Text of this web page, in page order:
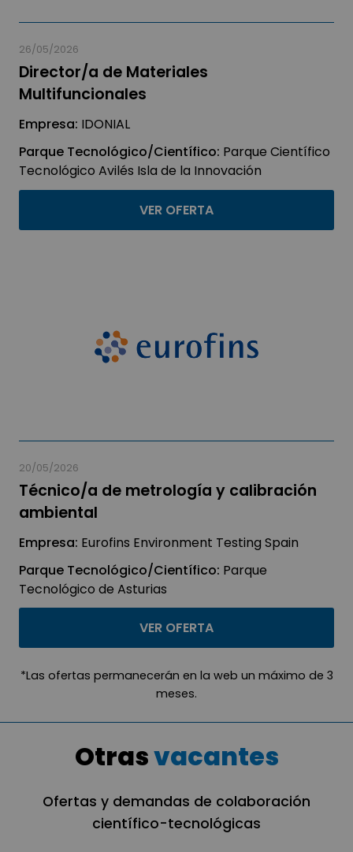
26/05/2026
Director/a de Materiales
Multifuncionales
Empresa: IDONIAL
Parque Tecnológico/Científico: Parque Científico
Tecnológico Avilés Isla de la Innovación
VER OFERTA
20/05/2026
Técnico/a de metrología y calibración
ambiental
Empresa: Eurofins Environment Testing Spain
Parque Tecnológico/Científico: Parque
Tecnológico de Asturias
VER OFERTA
*Las ofertas permanecerán en la web un máximo de 3
meses.
Otrasvacantes
Ofertas y demandas de colaboración
científico-tecnológicas